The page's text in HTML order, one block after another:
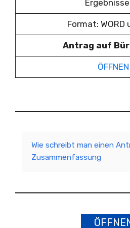
Format: WORD
Antrag auf
ÖFFNEN
Wie schreibt man einen
Zusammenfassung